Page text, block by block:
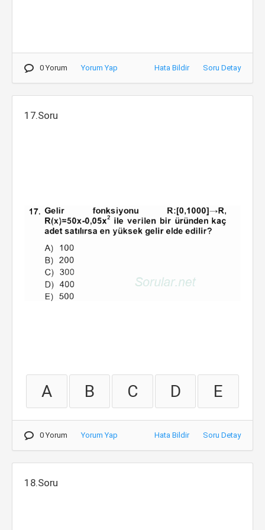
0 Yorum Yorum Yap Hata Bildir Soru Detay
17.Soru
A B C D E
0 Yorum Yorum Yap Hata Bildir Soru Detay
18.Soru